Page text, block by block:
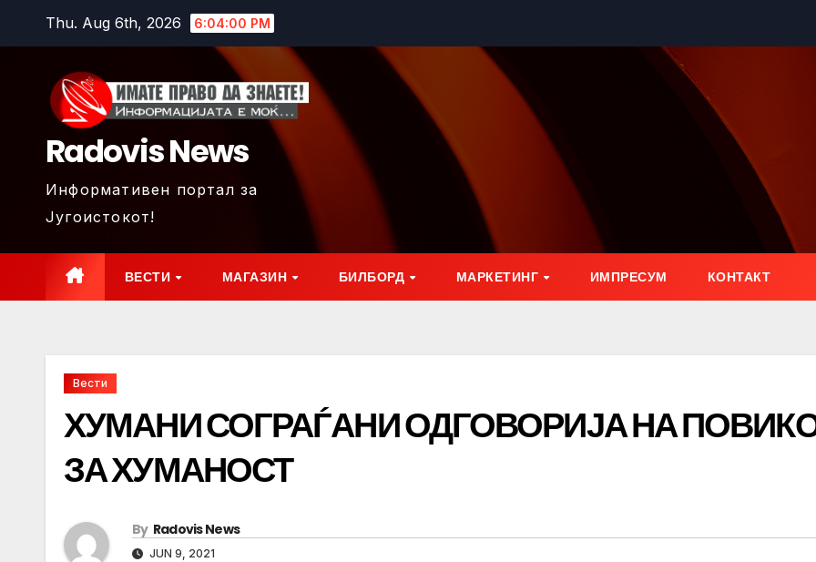
Thu. Aug 6th, 2026 6:04:02 PM
Radovis News
Информативен портал за
Југоистокот!
ВЕСТИ МАГАЗИН БИЛБОРД МАРКЕТИНГ ИМПРЕСУМ КОНТАКТ
Вести
ХУМАНИ СОГРАЃАНИ ОДГОВОРИЈА НА
ЗА ХУМАНОСТ
By Radovis News
JUN 9, 2021